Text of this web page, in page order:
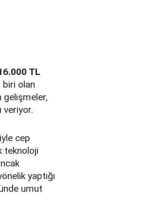
TL
biri olan
gelişmeler,
veriyor.
cep
teknoloji
yaptığı
umut